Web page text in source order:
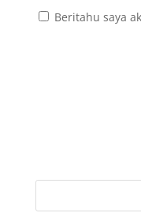
Beritahu saya